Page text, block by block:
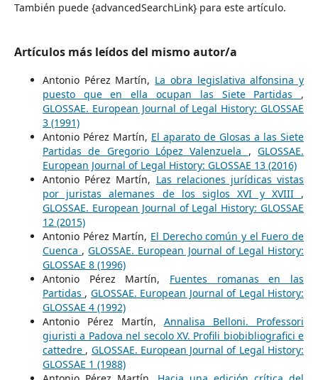
También puede {advancedSearchLink} para este artículo.
Artículos más leídos del mismo autor/a
Antonio Pérez Martín, La obra legislativa alfonsina y
puesto que en ella ocupan las Siete Partidas ,
GLOSSAE. European Journal of Legal History: GLOSSAE
3 (1991)
Antonio Pérez Martín, El aparato de Glosas a las Siete
Partidas de Gregorio López Valenzuela ,GLOSSAE.
European Journal of Legal History: GLOSSAE 13 (2016)
Antonio Pérez Martín, Las relaciones jurídicas vistas
por juristas alemanes de los siglos XVI y XVIII ,
GLOSSAE. European Journal of Legal History: GLOSSAE
12 (2015)
Antonio Pérez Martín, El Derecho común y el Fuero de
Cuenca ,GLOSSAE. European Journal of Legal History:
GLOSSAE 8 (1996)
Antonio Pérez Martín, Fuentes romanas en las
Partidas , GLOSSAE. European Journal of Legal History:
GLOSSAE 4 (1992)
Antonio Pérez Martín,Annalisa Belloni. Professori
giuristi a Padova nel secolo XV. Profili biobibliografici e
cattedre , GLOSSAE. European Journal of Legal History:
GLOSSAE 1 (1988)